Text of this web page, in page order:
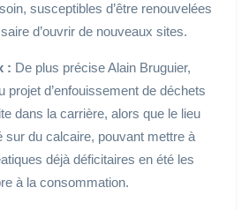
susceptibles d’être renouvelées
d’ouvrir de nouveaux sites.
: De plus précise Alain Bruguier,
projet d’enfouissement de déchets
dans la carrière, alors que le lieu
sur du calcaire, pouvant mettre à
déjà déficitaires en été les
à la consommation.